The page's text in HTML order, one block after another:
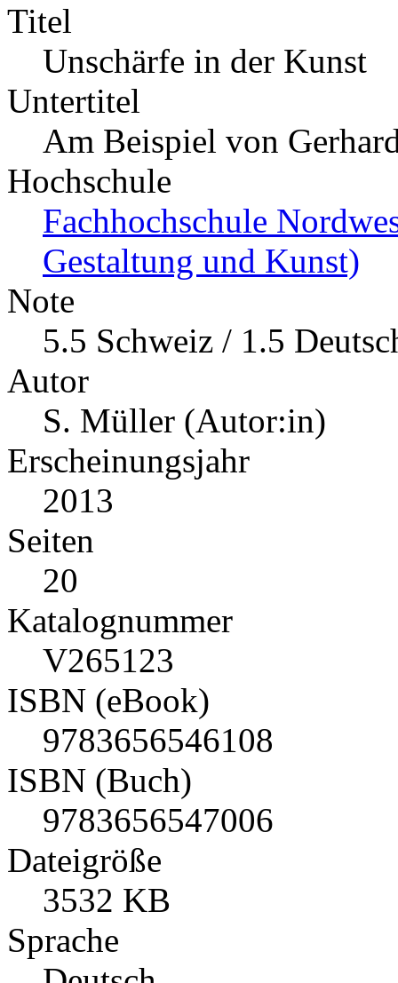
Titel
Unschärfe in der Kunst
Untertitel
Am Beispiel von
Hochschule
Fachhochschule
Gestaltung und Kunst)
Note
5.5 Schweiz / 1.5
Autor
S. Müller (Autor:in)
Erscheinungsjahr
2013
Seiten
20
Katalognummer
V265123
ISBN (eBook)
9783656546108
ISBN (Buch)
9783656547006
Dateigröße
3532 KB
Sprache